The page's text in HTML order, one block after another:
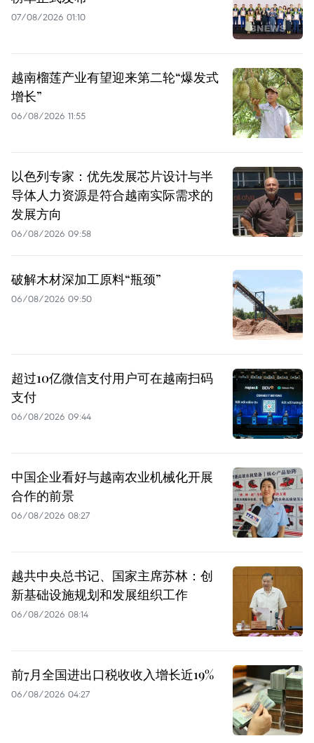
07/08/2026 01:10
越南榴莲产业有望迎来第二轮“爆发式
增长”
06/08/2026 11:55
以色列专家：优先发展芯片设计与半
导体人力资源是符合越南实际需求的
发展方向
06/08/2026 09:58
破解木材深加工原料“瓶颈”
06/08/2026 09:50
超过10亿微信支付用户可在越南扫码
支付
06/08/2026 09:44
中国企业看好与越南农业机械化开展
合作的前景
06/08/2026 08:27
越共中央总书记、国家主席苏林：创
新基础设施规划和发展组织工作
06/08/2026 08:14
前7月全国进出口税收收入增长近19%
06/08/2026 04:27